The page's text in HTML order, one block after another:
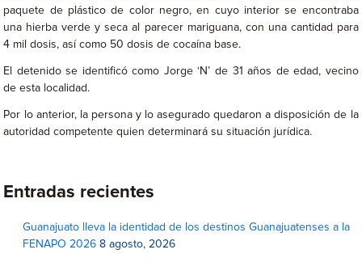
paquete de plástico de color negro, en cuyo interior se encontraba
una hierba verde y seca al parecer mariguana, con una cantidad para
4 mil dosis, así como 50 dosis de cocaína base.
El detenido se identificó como Jorge ‘N’ de 31 años de edad, vecino
de esta localidad.
Por lo anterior, la persona y lo asegurado quedaron a disposición de la
autoridad competente quien determinará su situación jurídica.
Entradas recientes
Guanajuato lleva la identidad de los destinos Guanajuatenses a la
FENAPO 2026 8 agosto, 2026